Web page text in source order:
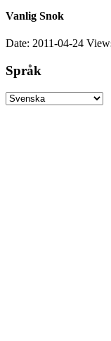
Vanlig Snok
Date: 2011-04-24
Språk